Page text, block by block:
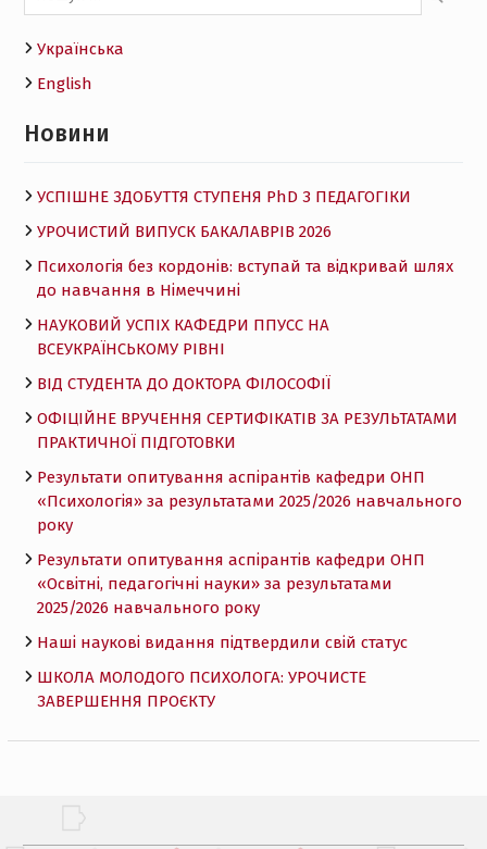
Українська
English
Новини
УСПІШНЕ ЗДОБУТТЯ СТУПЕНЯ PhD З ПЕДАГОГІКИ
УРОЧИСТИЙ ВИПУСК БАКАЛАВРІВ 2026
Психологія без кордонів: вступай та відкривай шлях
до навчання в Німеччині
НАУКОВИЙ УСПІХ КАФЕДРИ ППУСС НА
ВСЕУКРАЇНСЬКОМУ РІВНІ
ВІД СТУДЕНТА ДО ДОКТОРА ФІЛОСОФІЇ
ОФІЦІЙНЕ ВРУЧЕННЯ СЕРТИФІКАТІВ ЗА РЕЗУЛЬТАТАМИ
ПРАКТИЧНОЇ ПІДГОТОВКИ
Результати опитування аспірантів кафедри ОНП
«Психологія» за результатами 2025/2026 навчального
року
Результати опитування аспірантів кафедри ОНП
«Освітні, педагогічні науки» за результатами
2025/2026 навчального року
Наші наукові видання підтвердили свій статус
ШКОЛА МОЛОДОГО ПСИХОЛОГА: УРОЧИСТЕ
ЗАВЕРШЕННЯ ПРОЄКТУ